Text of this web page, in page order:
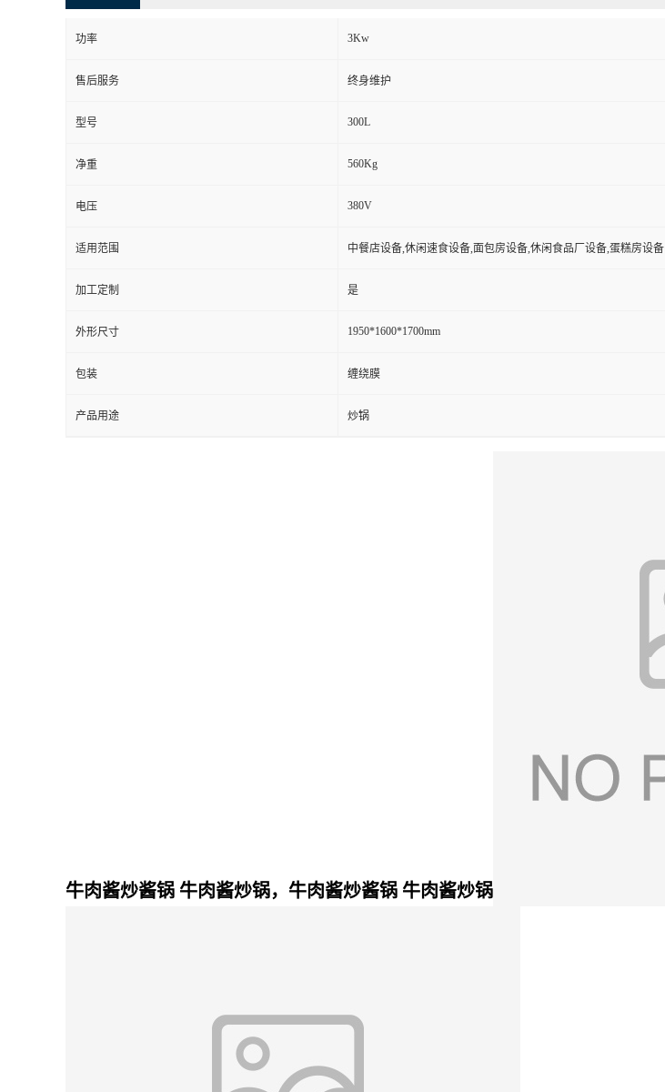
功率 3Kw
售后服务 终身维护
型号 300L
净重 560Kg
电压 380V
适用范围 中餐店设备,休闲速食设备,面包房设备,休闲食品厂设备,蛋糕房设备
加工定制 是
外形尺寸 1950*1600*1700mm
包装 缠绕膜
产品用途 炒锅
牛肉酱炒酱锅 牛肉酱炒锅，牛肉酱炒酱锅 牛肉酱炒锅